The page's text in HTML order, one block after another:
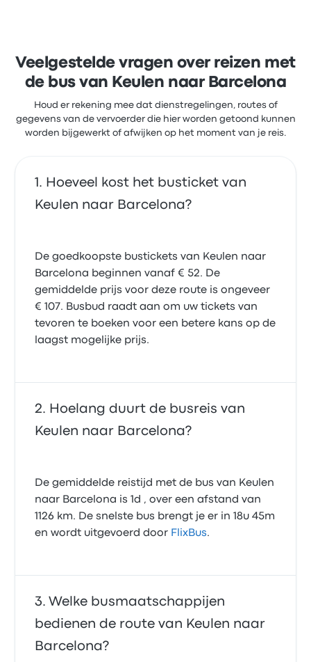
bij € 68
Veelgestelde vragen over reizen met
de bus van Keulen naar Barcelona
Houd er rekening mee dat dienstregelingen, routes of
gegevens van de vervoerder die hier worden getoond kunnen
worden bijgewerkt of afwijken op het moment van je reis.
Hoeveel kost het busticket van
Keulen naar Barcelona?
De goedkoopste bustickets van Keulen naar
Barcelona beginnen vanaf € 52. De
gemiddelde prijs voor deze route is ongeveer
€ 107. Busbud raadt aan om uw tickets van
tevoren te boeken voor een betere kans op de
laagst mogelijke prijs.
Hoelang duurt de busreis van
Keulen naar Barcelona?
De gemiddelde reistijd met de bus van Keulen
naar Barcelona is 1d , over een afstand van
1126 km. De snelste bus brengt je er in 18u 45m
en wordt uitgevoerd door FlixBus.
Welke busmaatschappijen
bedienen de route van Keulen naar
Barcelona?